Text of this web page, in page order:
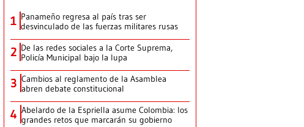
1 Panameño regresa al país tras ser
desvinculado de las fuerzas militares rusas
2 De las redes sociales a la Corte Suprema,
Policía Municipal bajo la lupa
3 Cambios al reglamento de la Asamblea
abren debate constitucional
4 Abelardo de la Espriella asume Colombia: los
grandes retos que marcarán su gobierno